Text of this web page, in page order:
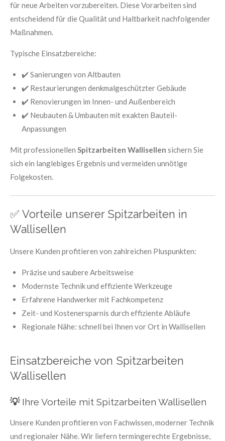
für neue Arbeiten vorzubereiten. Diese Vorarbeiten sind
entscheidend für die Qualität und Haltbarkeit nachfolgender
Maßnahmen.
Typische Einsatzbereiche:
✔️ Sanierungen von Altbauten
✔️ Restaurierungen denkmalgeschützter Gebäude
✔️ Renovierungen im Innen- und Außenbereich
✔️ Neubauten & Umbauten mit exakten Bauteil-
Anpassungen
Mit professionellen Spitzarbeiten Wallisellen sichern Sie
sich ein langlebiges Ergebnis und vermeiden unnötige
Folgekosten.
✅ Vorteile unserer Spitzarbeiten in
Wallisellen
Unsere Kunden profitieren von zahlreichen Pluspunkten:
Präzise und saubere Arbeitsweise
Modernste Technik und effiziente Werkzeuge
Erfahrene Handwerker mit Fachkompetenz
Zeit- und Kostenersparnis durch effiziente Abläufe
Regionale Nähe: schnell bei Ihnen vor Ort in Wallisellen
Einsatzbereiche von Spitzarbeiten
Wallisellen
💡 Ihre Vorteile mit Spitzarbeiten Wallisellen
Unsere Kunden profitieren von Fachwissen, moderner Technik
und regionaler Nähe. Wir liefern termingerechte Ergebnisse,